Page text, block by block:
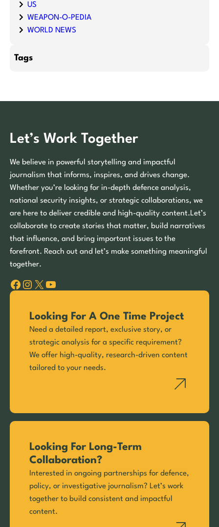
US
WEAPON-O-PEDIA
WORLD NEWS
Tags
Let’s Work Together
We believe in powerful storytelling and impactful
journalism that informs, inspires, and drives change.
Whether you’re looking for in-depth defence analysis,
national security insights, or strategic collaborations, we
are here to deliver credible and high-quality content.Let’s
collaborate to create stories that matter, build narratives
that influence, and bring important issues to the
forefront. Reach out and let’s make something meaningful
together.
Facebook Instagram X YouTube
Looking For A One Time Project
Need a detailed report, exclusive story, or
strategic analysis for a specific requirement?
We offer high-quality, research-driven content
tailored to your needs.
Looking For Long-Term
Collaboration?
Interested in ongoing partnerships for defence,
policy, or investigative journalism? Let’s work
together to build consistent and impactful
content.